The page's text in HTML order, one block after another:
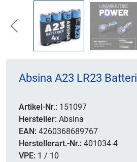
Previous
Absina A23 LR23
Artikel-Nr.: 151097
Hersteller: Absina
EAN: 4260368689767
Herstellerart.-Nr.: 401034-4
VPE: 1 / 10